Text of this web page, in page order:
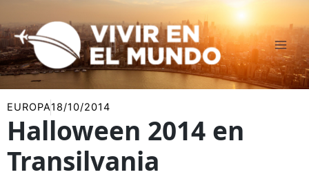
al
contenido
EUROPA18/10/2014
Halloween 2014 en
Transilvania